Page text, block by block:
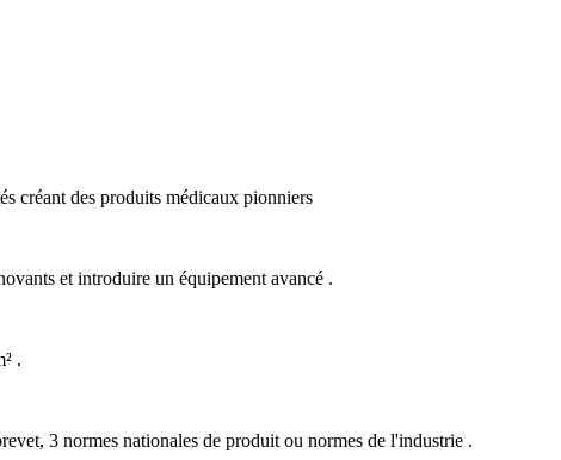
créant des produits médicaux pionniers
et introduire un équipement avancé .
.
3 normes nationales de produit ou normes de l'industrie .